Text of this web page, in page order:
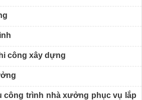
công xây dựng
công trình nhà xưởng phục vụ lắp